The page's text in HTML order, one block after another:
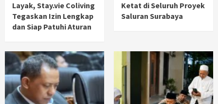
Layak, Stay.vie Coliving
Tegaskan Izin Lengkap
dan Siap Patuhi Aturan
Ketat di Seluruh Proyek
Saluran Surabaya